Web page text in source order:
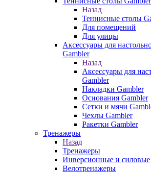
Назад
Теннисные столы
Для помещений
Для улицы
Аксессуары для
Gambler
Назад
Аксессуары для
Gambler
Накладки Gambler
Основания Gambler
Сетки и мячи
Чехлы Gambler
Ракетки Gambler
Тренажеры
Назад
Тренажеры
Инверсионные и силовые
Велотренажеры